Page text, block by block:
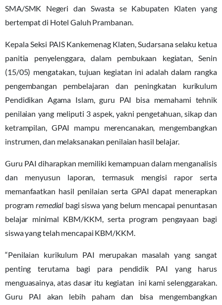
SMA/SMK Negeri dan Swasta se Kabupaten Klaten yang
bertempat di Hotel Galuh Prambanan.
Kepala Seksi PAIS Kankemenag Klaten, Sudarsana selaku ketua
panitia penyelenggara, dalam pembukaan kegiatan, Senin
(15/05) mengatakan, tujuan kegiatan ini adalah dalam rangka
pengembangan pembelajaran dan peningkatan kurikulum
Pendidikan Agama Islam, guru PAI bisa memahami tehnik
penilaian yang meliputi 3 aspek, yakni pengetahuan, sikap dan
ketrampilan, GPAI mampu merencanakan, mengembangkan
instrumen, dan melaksanakan penilaian hasil belajar.
Guru PAI diharapkan memiliki kemampuan dalam menganalisis
dan menyusun laporan, termasuk mengisi rapor serta
memanfaatkan hasil penilaian serta GPAI dapat menerapkan
programremedial bagi siswa yang belum mencapai penuntasan
belajar minimal KBM/KKM, serta program pengayaan bagi
siswa yang telah mencapai KBM/KKM.
“Penilaian kurikulum PAI merupakan masalah yang sangat
penting terutama bagi para pendidik PAI yang harus
menguasainya, atas dasar itu kegiatan ini kami selenggarakan.
Guru PAI akan lebih paham dan bisa mengembangkan